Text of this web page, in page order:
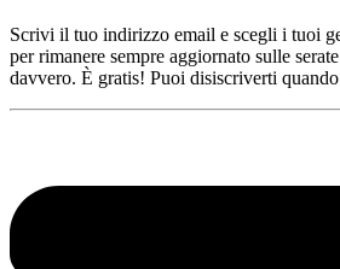
Scrivi il tuo indirizzo email e scegli i tuoi
per rimanere sempre aggiornato sulle
davvero. È gratis! Puoi disiscriverti